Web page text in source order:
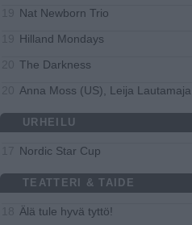
Nat Newborn Trio
Hilland Mondays
The Darkness
Anna Moss (US), Leija Lautamaja
URHEILU
Nordic Star Cup
TEATTERI & TAIDE
Älä tule hyvä tyttö!